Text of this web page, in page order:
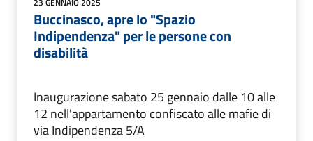
23 GENNAIO 2025
Buccinasco, apre lo "Spazio
Indipendenza" per le persone con
disabilità
Inaugurazione sabato 25 gennaio dalle 10 alle
12 nell'appartamento confiscato alle mafie di
via Indipendenza 5/A